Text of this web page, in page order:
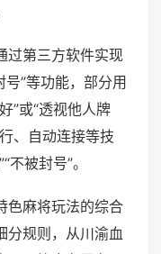
过第三方软件实现
号”等功能，部分用
”或“透视他人牌
、自动连接等技
被封号”。
色麻将玩法的综合
分规则，从川渝血